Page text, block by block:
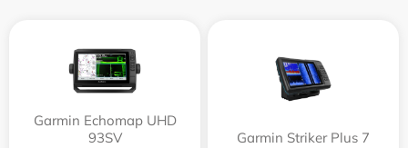
Garmin Echomap UHD
93SV
Garmin Striker Plus 7